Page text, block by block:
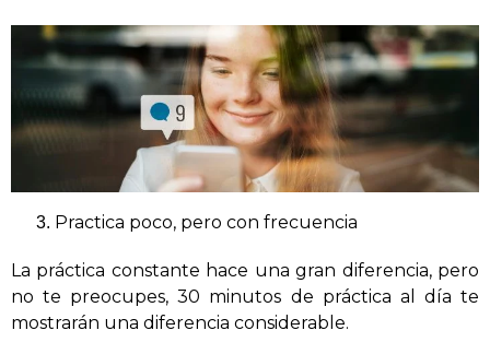
Practica poco, pero con frecuencia
La práctica constante hace una gran diferencia, pero
no te preocupes, 30 minutos de práctica al día te
mostrarán una diferencia considerable.